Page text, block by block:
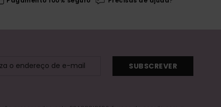
SUBSCREVER